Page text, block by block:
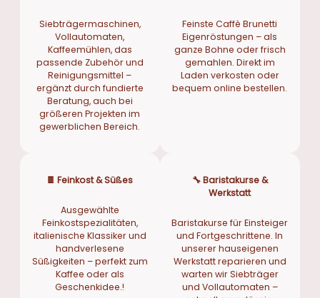
Siebträgermaschinen,
Vollautomaten,
Kaffeemühlen, das
passende Zubehör und
Reinigungsmittel –
ergänzt durch fundierte
Beratung, auch bei
größeren Projekten im
gewerblichen Bereich.
Feinste Caffè Brunetti
Eigenröstungen – als
ganze Bohne oder frisch
gemahlen. Direkt im
Laden verkosten oder
bequem online bestellen.
🍫Feinkost & Süßes
Ausgewählte
Feinkostspezialitäten,
italienische Klassiker und
handverlesene
Süßigkeiten – perfekt zum
Kaffee oder als
Geschenkidee.!
🔧Baristakurse &
Werkstatt
Baristakurse für Einsteiger
und Fortgeschrittene. In
unserer hauseigenen
Werkstatt reparieren und
warten wir Siebträger
und Vollautomaten –